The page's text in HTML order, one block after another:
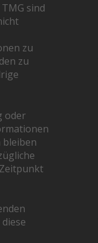
sind
zu
zu
oder
bleiben